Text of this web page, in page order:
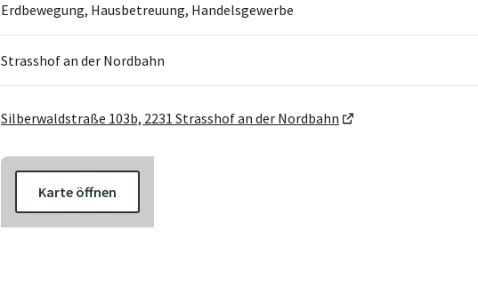
Erdbewegung, Hausbetreuung, Handelsgewerbe
Strasshof an der Nordbahn
Silberwaldstraße 103b, 2231 Strasshof an der Nordbahn
Karte öffnen